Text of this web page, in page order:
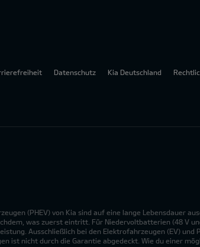
Datenschutz Kia Deutschland
(PHEV) von Kia sind auf eine lange Lebensdauer
was zuerst eintritt. Für Niedervoltbatterien (48 V
Ausschließlich bei den Elektrofahrzeugen (EV) und
ist nicht durch die Garantie abgedeckt. Wie du einer